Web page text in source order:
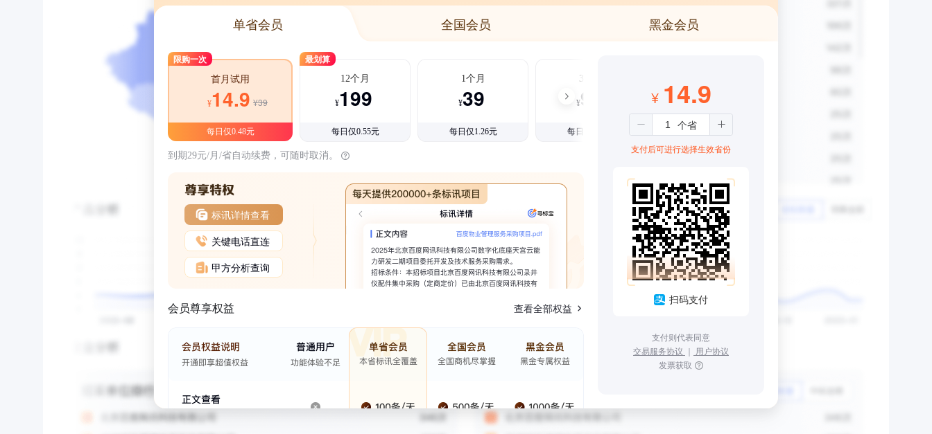
单省会员 全国会员 黑金会员
限购一次
首月试用
¥14.9 ¥39
每日仅0.48元
最划算
12个月
¥199
每日仅0.55元
1个月
¥39
每日仅1.26元
3个月
¥99
每日仅1.08元
到期29元/月/省自动续费，可随时取消。
标讯详情查看
关键电话直连
甲方分析查询
会员尊享权益 查看全部权益
¥ 14.9
支付后可进行选择生效省份
扫码支付
支付则代表同意
交易服务协议 ｜ 用户协议
发票获取